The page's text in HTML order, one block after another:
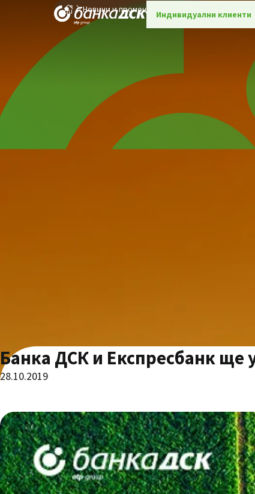
Индивидуални клиенти
Новини и промоции
Банка ДСК и Експресбанк ще
28.10.2019